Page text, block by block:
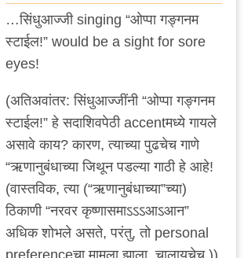
In
reply
स्टारबक्सची
दया
येईल
असं
कधी…
by
चिंतातुर
जंतू
…सिंधुआज्जी singing “ओप्पा गङ्गनम
स्टाईल!” would be a sight for sore
eyes!
(अतिअवांतर: सिंधुआज्जींनी “ओप्पा गङ्गनम
स्टाईल!” हे सदाशिवपेठी accentमध्ये गायले
असावे काय? कारण, त्याच्या पुढचेच गाणे
“ऋणानुबंधाच्या जिथून पडल्या गाठी हे आहे!
(वास्तविक, त्या (“ऋणानुबंधाच्या”च्या)
ठिकाणी “नरवर कृष्णासमाऽऽऽआऽआन”
अधिक शोभले असते, परंतु, तो personal
preferenceचा मामला झाला. चालायचेच.))